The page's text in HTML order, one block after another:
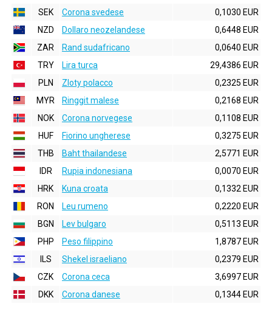
SEK
Corona svedese
0,1030 EUR
NZD
Dollaro neozelandese
0,6448 EUR
ZAR
Rand sudafricano
0,0640 EUR
TRY
Lira turca
29,4386 EUR
PLN
Zloty polacco
0,2325 EUR
MYR
Ringgit malese
0,2168 EUR
NOK
Corona norvegese
0,1108 EUR
HUF
Fiorino ungherese
0,3275 EUR
THB
Baht thailandese
2,5771 EUR
IDR
Rupia indonesiana
0,0070 EUR
HRK
Kuna croata
0,1332 EUR
RON
Leu rumeno
0,2220 EUR
BGN
Lev bulgaro
0,5113 EUR
PHP
Peso filippino
1,8787 EUR
ILS
Shekel israeliano
0,2379 EUR
CZK
Corona ceca
3,6997 EUR
DKK
Corona danese 0,1344 EUR